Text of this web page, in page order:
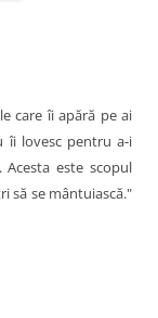
care îi apără pe ai
îi lovesc pentru a-i
este scopul
să se mântuiască."